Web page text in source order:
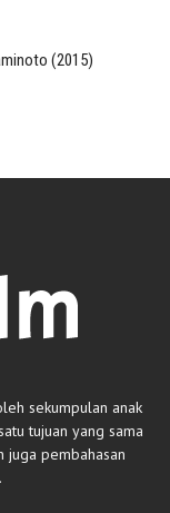
(2015)
sekumpulan anak
tujuan yang sama
juga pembahasan